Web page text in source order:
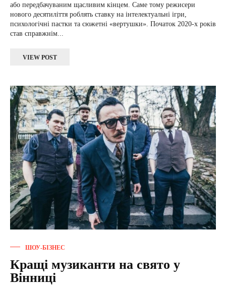
або передбачуваним щасливим кінцем. Саме тому режисери
нового десятиліття роблять ставку на інтелектуальні ігри,
психологічні пастки та сюжетні «вертушки». Початок 2020-х років
став справжнім...
VIEW POST
ШОУ-БІЗНЕС
Кращі музиканти на свято у
Вінниці